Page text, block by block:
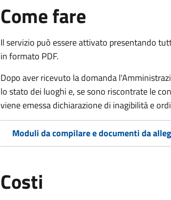
Come fare
Il servizio può essere attivato presentando
in formato PDF.
Dopo aver ricevuto la domanda
lo stato dei luoghi e, se sono riscontrate le
viene emessa dichiarazione di inagibilità e
Moduli da compilare e documenti da
Costi